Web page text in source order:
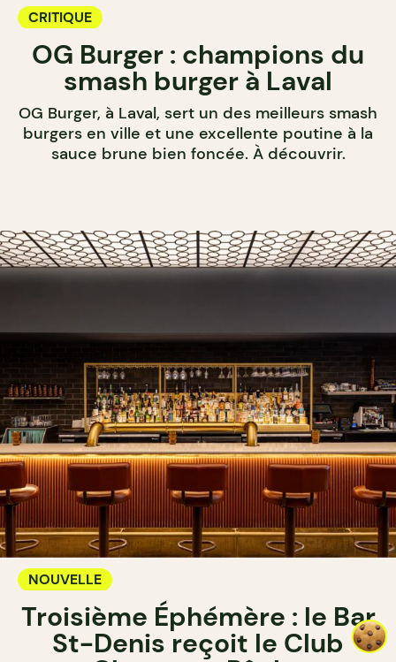
CRITIQUE
OG Burger : champions du
smash burger à Laval
OG Burger, à Laval, sert un des meilleurs smash
burgers en ville et une excellente poutine à la
sauce brune bien foncée. À découvrir.
NOUVELLE
Troisième Éphémère : le Bar
St-Denis reçoit le Club